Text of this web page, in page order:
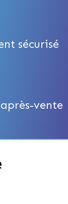
sécurisé
vente